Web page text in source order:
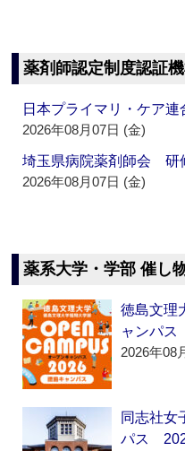
薬剤師認定制度認証
日本プライマリ・ケア
2026年08月07日 (金)
埼玉県病院薬剤師会
2026年08月07日 (金)
薬系大学・学部 催し
徳島文
ャンパ
2026年08
同志社
パス